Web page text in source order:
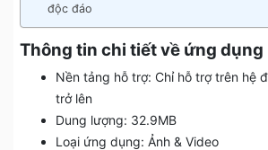
độc đáo
Thông tin chi tiết về ứng dụng
Nền tảng hỗ trợ: Chỉ hỗ trợ trên hệ
trở lên
Dung lượng: 32.9MB
Loại ứng dụng: Ảnh & Video